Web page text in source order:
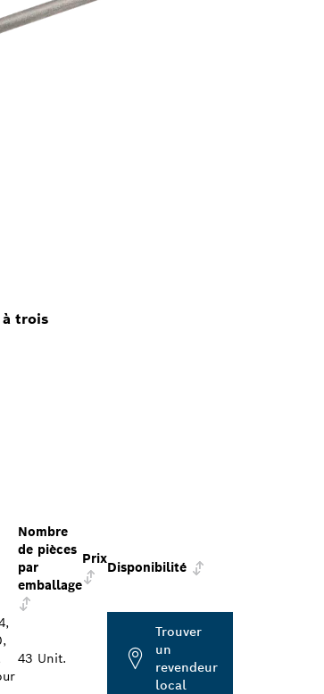
à trois
Nombre
de pièces
par
emballage
Prix
Disponibilité
43 Unit.
Trouver
un
revendeur
local